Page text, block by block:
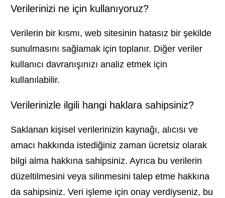
Verilerinizi ne için kullanıyoruz?
Verilerin bir kısmı, web sitesinin hatasız bir şekilde
sunulmasını sağlamak için toplanır. Diğer veriler
kullanıcı davranışınızı analiz etmek için
kullanılabilir.
Verilerinizle ilgili hangi haklara sahipsiniz?
Saklanan kişisel verilerinizin kaynağı, alıcısı ve
amacı hakkında istediğiniz zaman ücretsiz olarak
bilgi alma hakkına sahipsiniz. Ayrıca bu verilerin
düzeltilmesini veya silinmesini talep etme hakkına
da sahipsiniz. Veri işleme için onay verdiyseniz, bu